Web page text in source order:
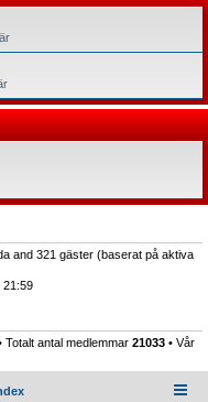
and 321 gäster (baserat på aktiva
21:59
Totalt antal medlemmar 21033 • Vår